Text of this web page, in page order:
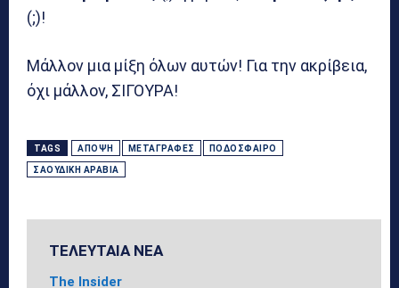
(;)!
Μάλλον μια μίξη όλων αυτών! Για την ακρίβεια,
όχι μάλλον, ΣΙΓΟΥΡΑ!
TAGS ΆΠΟΨΗ ΜΕΤΑΓΡΑΦΈΣ ΠΟΔΌΣΦΑΙΡΟ
ΣΑΟΥΔΙΚΉ ΑΡΑΒΊΑ
ΤΕΛΕΥΤΑΙΑ ΝΕΑ
The Insider